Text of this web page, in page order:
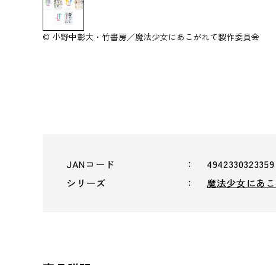
© 小野中彰大・竹書房／魔法少女にあこがれて製作委員会
JANコード
4942330323359
シリーズ
魔法少女にあ